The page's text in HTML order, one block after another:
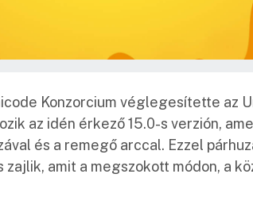
Konzorcium véglegesítette az
az idén érkező 15.0-s verzión,
és a remegő arccal. Ezzel
zajlik, amit a megszokott módon, a